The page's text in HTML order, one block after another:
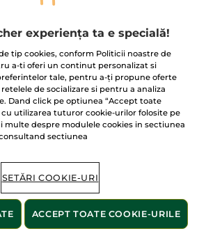
Gel răcoritor pentru
picioare obosite
Flacon 200 ml
(501)
34.50 Lei / 100ml
69.00 Lei
experiența ta e specială!
tip cookies, conform Politicii noastre de
a-ti oferi un continut personalizat si
tale, pentru a-ți propune oferte
de socializare si pentru a analiza
Dand click pe optiunea “Accept toate
cu utilizarea tuturor cookie-urilor folosite pe
multe despre modulele cookies in sectiunea
sectiunea
SETĂRI COOKIE-URI
ACCEPT TOATE COOKIE-URILE